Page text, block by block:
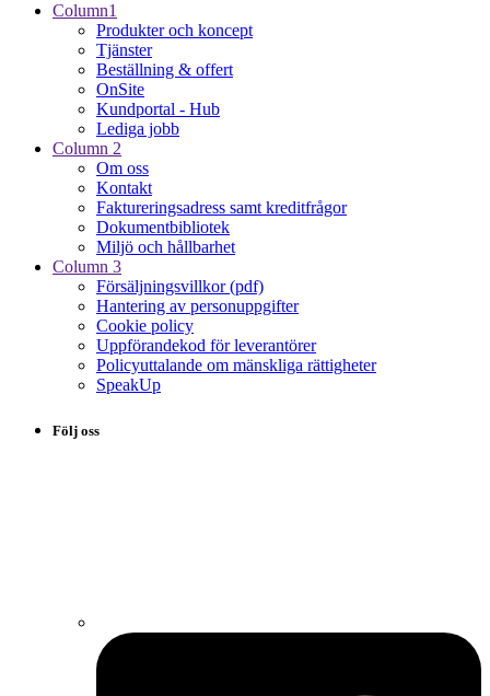
Column1
Produkter och koncept
Tjänster
Beställning & offert
OnSite
Kundportal - Hub
Lediga jobb
Column 2
Om oss
Kontakt
Faktureringsadress samt kreditfrågor
Dokumentbibliotek
Miljö och hållbarhet
Column 3
Försäljningsvillkor (pdf)
Hantering av personuppgifter
Cookie policy
Uppförandekod för leverantörer
Policyuttalande om mänskliga rättigheter
SpeakUp
Följ oss